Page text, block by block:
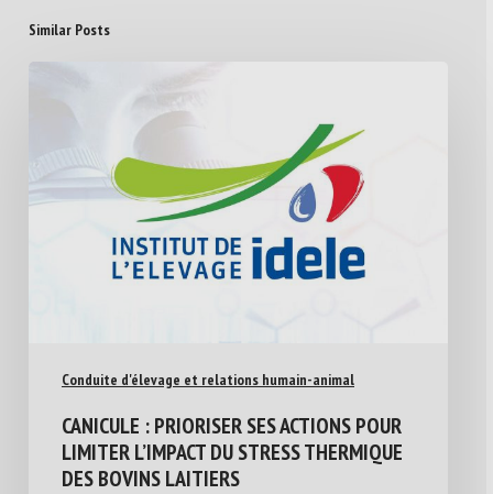
Similar Posts
Conduite d'élevage et relations humain-animal
CANICULE : PRIORISER SES ACTIONS POUR
LIMITER L’IMPACT DU STRESS THERMIQUE
DES BOVINS LAITIERS